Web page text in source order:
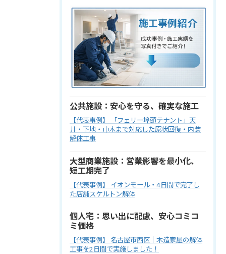
公共施設：安心を守る、確実な施工
【代表事例】 「フェリー埠頭テナント」天
井・下地・巾木まで対応した原状回復・内装
解体工事
大型商業施設：営業影響を最小化、
短工期完了
【代表事例】 イオンモール・4日間で完了し
た店舗スケルトン解体
個人宅：思い出に配慮、安心コミコ
ミ価格
【代表事例】 名古屋市西区｜木造家屋の解体
工事を2日間で実施しました！